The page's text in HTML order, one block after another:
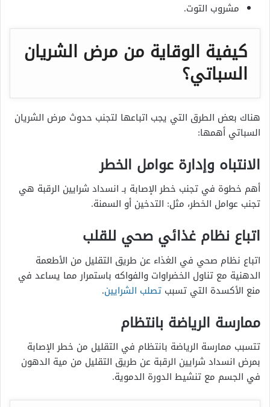
مشروب التوت.
كيفية الوقاية من مرض الشريان
السباتي؟
هناك بعض الطرق التي يجب اتباعها لتجنب حدوث مرض الشريان
السباتي أهمها:
الانتباه وإدارة عوامل الخطر
أهم خطوة في تجنب خطر الإصابة بـ انسداد شرايين الرقبة هي
تجنب عوامل الخطر، مثل: التدخين أو السمنة.
اتباع نظام غذائي صحي للقلب
اتباع نظام صحي في الغذاء عن طريق التقليل من الأطعمة
الدهنية مع تناول الخضراوات والفواكه باستمرار مما يساعد في
منع الأكسدة التي تسبب تصلب الشرايين.
ممارسة الرياضة بانتظام
تتسبب ممارسة الرياضة بانتظام في التقليل من خطر الإصابة
بمرض انسداد شرايين الرقبة عن طريق التقليل من مية الدهون
في الجسم مع تنشيط الدورة الدموية.